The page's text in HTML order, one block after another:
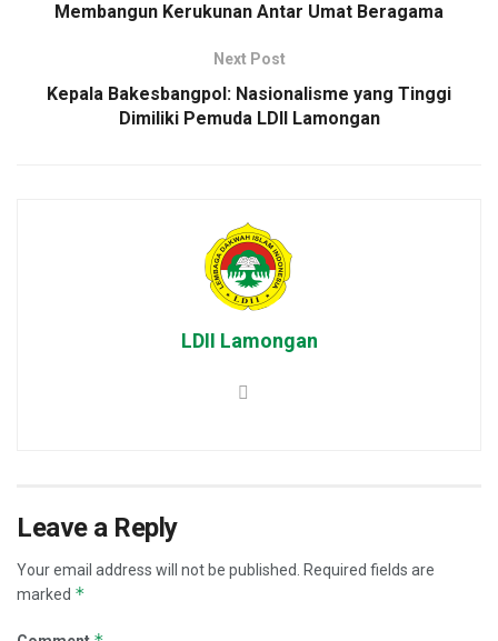
Membangun Kerukunan Antar Umat Beragama
Next Post
Kepala Bakesbangpol: Nasionalisme yang Tinggi
Dimiliki Pemuda LDII Lamongan
LDII Lamongan
Leave a Reply
Your email address will not be published.
Required fields are
marked *